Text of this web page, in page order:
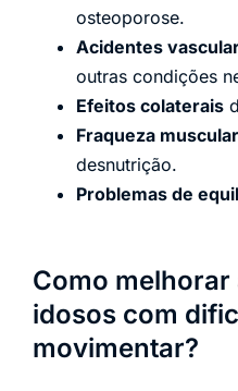
osteoporose.
Acidentes
outras condições
Efeitos colaterais
Fraqueza muscular
desnutrição.
Problemas de
Como melhorar
idosos com
movimentar?